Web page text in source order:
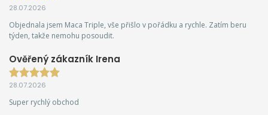
28.07.2026
Objednala jsem Maca Triple, vše přišlo v pořádku a rychle. Zatím beru
týden, takže nemohu posoudit.
Ověřený zákazník Irena
28.07.2026
Super rychlý obchod